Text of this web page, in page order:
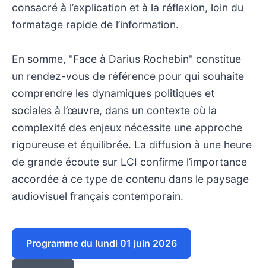
consacré à l’explication et à la réflexion, loin du
formatage rapide de l’information.
En somme, "Face à Darius Rochebin" constitue
un rendez-vous de référence pour qui souhaite
comprendre les dynamiques politiques et
sociales à l’œuvre, dans un contexte où la
complexité des enjeux nécessite une approche
rigoureuse et équilibrée. La diffusion à une heure
de grande écoute sur LCI confirme l’importance
accordée à ce type de contenu dans le paysage
audiovisuel français contemporain.
Programme du lundi 01 juin 2026